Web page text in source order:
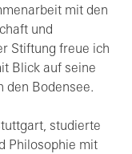
mit den
und
Stiftung freue ich
Blick auf seine
den Bodensee.
studierte
Philosophie mit